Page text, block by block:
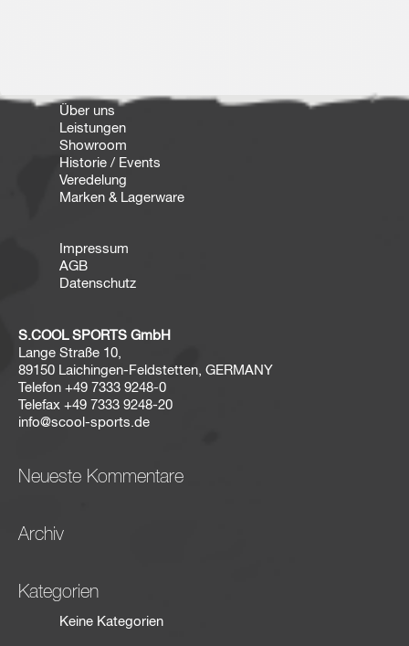
Über uns
Leistungen
Showroom
Historie / Events
Veredelung
Marken & Lagerware
Impressum
AGB
Datenschutz
S.COOL SPORTS GmbH
Lange Straße 10,
89150 Laichingen-Feldstetten, GERMANY
Telefon +49 7333 9248-0
Telefax +49 7333 9248-20
info@scool-sports.de
Neueste Kommentare
Archiv
Kategorien
Keine Kategorien